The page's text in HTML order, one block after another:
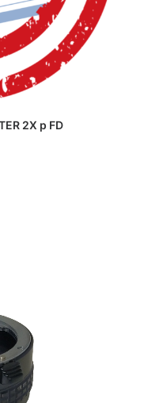
2X p FD
votre expérience.
RÉGLAGES COOKIES
LÉGALES